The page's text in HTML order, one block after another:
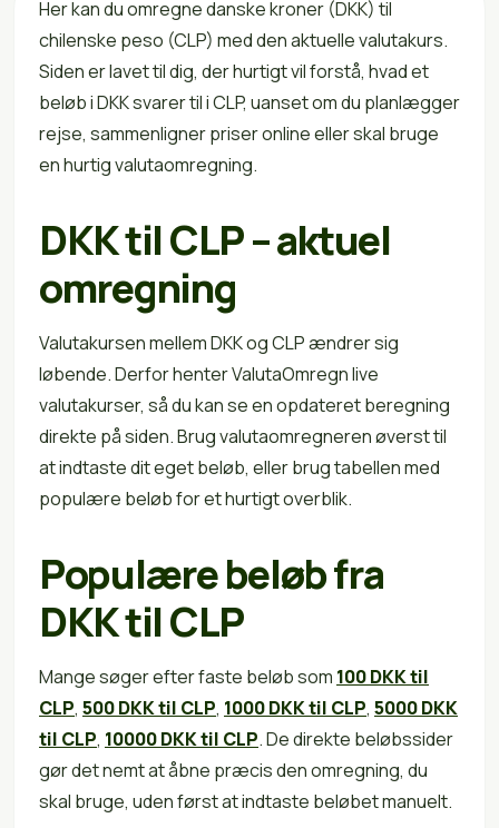
Her kan du omregne danske kroner (DKK) til
chilenske peso (CLP) med den aktuelle valutakurs.
Siden er lavet til dig, der hurtigt vil forstå, hvad et
beløb i DKK svarer til i CLP, uanset om du planlægger
rejse, sammenligner priser online eller skal bruge
en hurtig valutaomregning.
DKK til CLP – aktuel
omregning
Valutakursen mellem DKK og CLP ændrer sig
løbende. Derfor henter ValutaOmregn live
valutakurser, så du kan se en opdateret beregning
direkte på siden. Brug valutaomregneren øverst til
at indtaste dit eget beløb, eller brug tabellen med
populære beløb for et hurtigt overblik.
Populære beløb fra
DKK til CLP
Mange søger efter faste beløb som 100 DKK til
CLP, 500 DKK til CLP, 1000 DKK til CLP, 5000 DKK
til CLP, 10000 DKK til CLP. De direkte beløbssider
gør det nemt at åbne præcis den omregning, du
skal bruge, uden først at indtaste beløbet manuelt.